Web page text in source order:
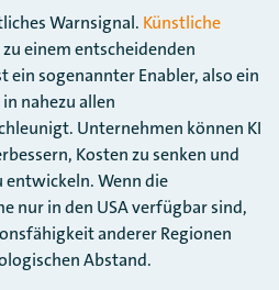
Warnsignal. Künstliche
einem entscheidenden
sogenannter Enabler, also ein
nahezu allen
Unternehmen können KI
Kosten zu senken und
entwickeln. Wenn die
nur in den USA verfügbar sind,
anderer Regionen
Abstand.